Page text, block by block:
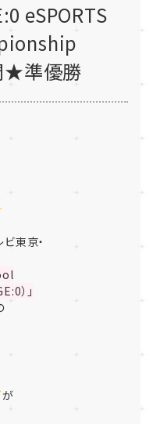
eSPORTS
準優勝
東京・
）」
が